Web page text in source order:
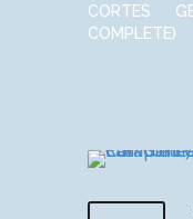
CORTES
COMPLETE)